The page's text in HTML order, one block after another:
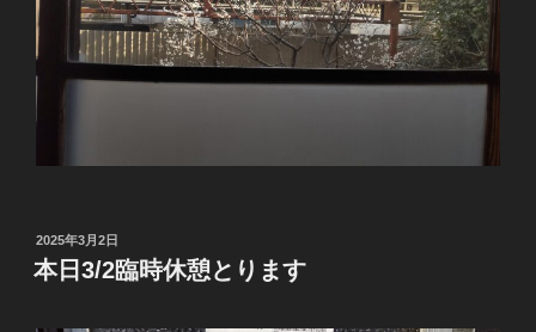
投
稿
日:
2025年3月2日
本日3/2臨時休憩とります